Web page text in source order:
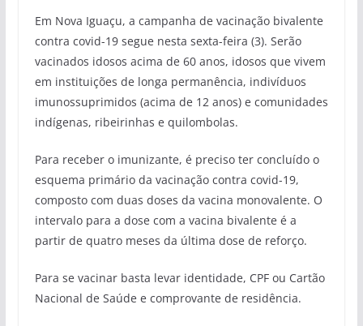
Em Nova Iguaçu, a campanha de vacinação bivalente
contra covid-19 segue nesta sexta-feira (3). Serão
vacinados idosos acima de 60 anos, idosos que vivem
em instituições de longa permanência, indivíduos
imunossuprimidos (acima de 12 anos) e comunidades
indígenas, ribeirinhas e quilombolas.
Para receber o imunizante, é preciso ter concluído o
esquema primário da vacinação contra covid-19,
composto com duas doses da vacina monovalente. O
intervalo para a dose com a vacina bivalente é a
partir de quatro meses da última dose de reforço.
Para se vacinar basta levar identidade, CPF ou Cartão
Nacional de Saúde e comprovante de residência.